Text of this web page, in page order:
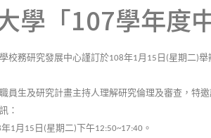
學「107學年度
校務研究發展中心謹訂於108年1月 15 日 (星期二)舉
員生及研究計畫主持人理解研究倫理及審查，特
：
年1月 15 日 (星期二)下午12:50~17:40 。